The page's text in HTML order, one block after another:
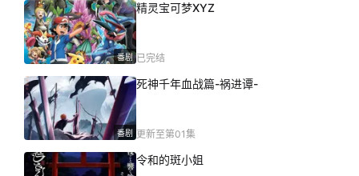
番剧
精灵宝可梦XYZ
已完结
番剧
死神千年血战篇-祸进谭-
更新至第01集
令和的斑小姐